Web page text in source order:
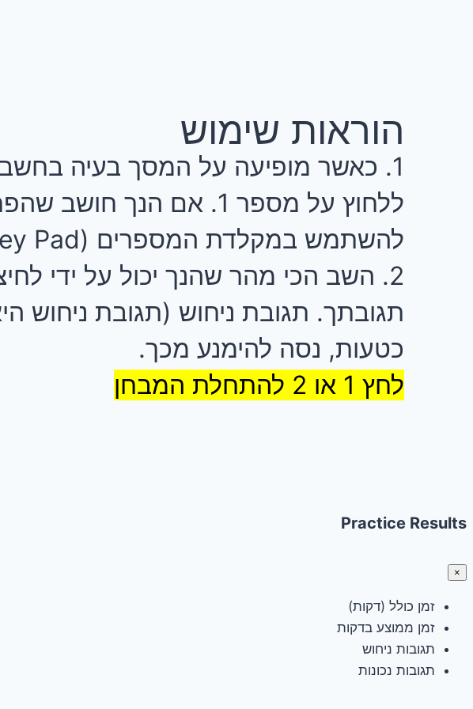
הוראות שימוש
1. כאשר מופיעה על המסך בעיה
להשתמש במקלדת המספרים (Numeric Key Pad) בצד ימין של לוח המקשים.
תגובתך. תגובת ניחוש (תגובת ניחוש
כטעות, נסה להימנע מכך.
לחץ 1 או 2 להתחלת המבחן
Practice Results
×
זמן כולל (דקות)
זמן ממוצע בדקות
תגובות ניחוש
תגובות נכונות